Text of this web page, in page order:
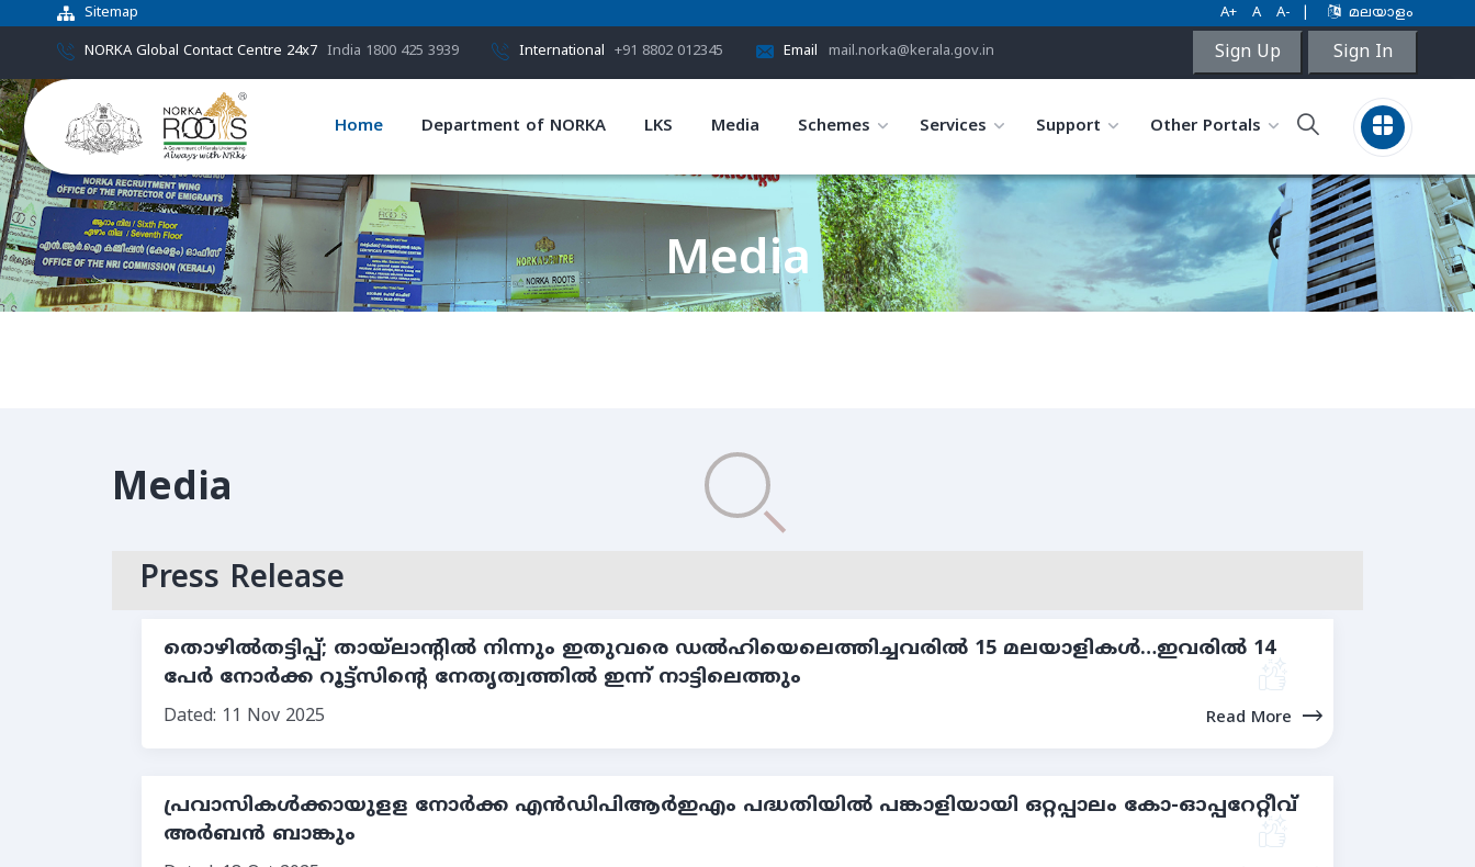
Sitemap A+ A A- മലയാളം
NORKA Global Contact Centre 24x7 India 1800 425 3939 International +91 8802 012345 Email mail.norka@kerala.gov.in Sign Up Sign In
Home Department of NORKA LKS Media Schemes Services Support Other Portals
Media
Media
Press Release
തൊഴില്‍തട്ടിപ്പ്; തായ്ലാന്റില്‍ നിന്നും ഇതുവരെ ഡല്‍ഹിയെലെത്തിച്ചവരില്‍ 15 മലയാളികള്‍…ഇവരില്‍ 14
പേര്‍ നോര്‍ക്ക റൂട്ട്സിന്റെ നേതൃത്വത്തില്‍ ഇന്ന് നാട്ടിലെത്തും
Dated: 11 Nov 2025 Read More
പ്രവാസികള്‍ക്കായുളള നോര്‍ക്ക എന്‍ഡിപിആര്‍ഇഎം പദ്ധതിയില്‍ പങ്കാളിയായി ഒറ്റപ്പാലം കോ-ഓപ്പറേറ്റീവ്
അര്‍ബന്‍ ബാങ്കും